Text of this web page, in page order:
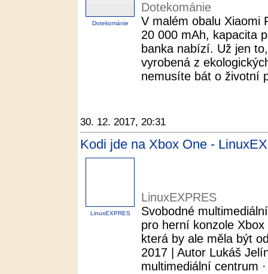
Dotekománie
Dotekománie
V malém obalu Xiaomi
20 000 mAh, kapacita
banka nabízí. Už jen
vyrobená z
nemusíte bát o životní
30. 12. 2017, 20:31
Kodi jde na Xbox One -
LinuxEXPRES
LinuxEXPRES
Svobodné
pro herní konzole
která by ale měla být
2017 | Autor Lukáš
multimediální centrum